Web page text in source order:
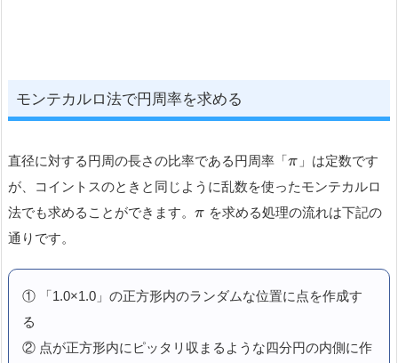
モンテカルロ法で円周率を求める
直径に対する円周の長さの比率である円周率「π 」は定数です
が、コイントスのときと同じように乱数を使ったモンテカルロ
法でも求めることができます。 π を求める処理の流れは下記の
通りです。
① 「1.0×1.0」の正方形内のランダムな位置に点を作成す
る
② 点が正方形内にピッタリ収まるような四分円の内側に作